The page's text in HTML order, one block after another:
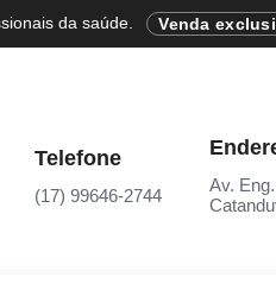
da saúde. Venda
Telefone
(17) 99646-2744
Av.